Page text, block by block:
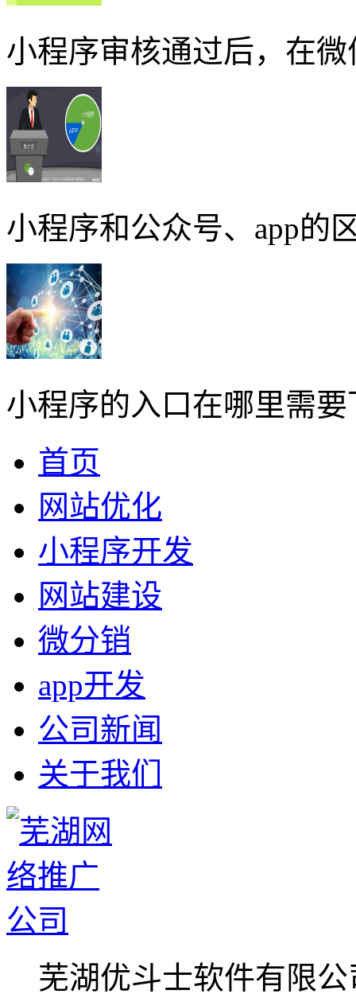
小程序审核通过后，在
小程序和公众号、app的
小程序的入口在哪里需要
首页
网站优化
小程序开发
网站建设
微分销
app开发
公司新闻
关于我们
芜湖优斗士软件有限公